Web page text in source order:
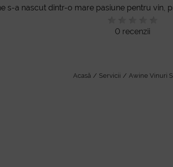
s-a nascut dintr-o mare pasiune pentru vin,
0 recenzii
Acasă Servicii Awine Vinuri